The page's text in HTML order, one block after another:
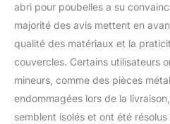
abri pour poubelles a su
majorité des avis mettent en
qualité des matériaux et la
couvercles. Certains utilisateurs
mineurs, comme des pièces
endommagées lors de la
semblent isolés et ont été